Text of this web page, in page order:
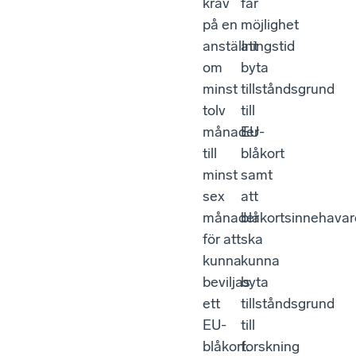
på en
anställningstid
om
minst
tolv
månader
till
minst
sex
månader
för att
kunna
beviljas
ett
EU-
blåkort.
möjlighet
att
byta
tillståndsgrund
till
EU-
blåkort
samt
att
ska
kunna
byta
tillståndsgrund
till
forskning